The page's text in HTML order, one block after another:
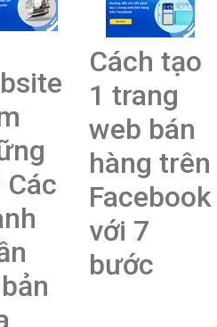
Các
Cách tạo
1 trang
web bán
hàng trên
Facebook
với 7
bước